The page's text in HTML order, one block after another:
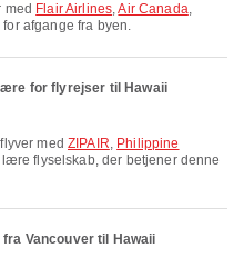
med Flair Airlines,Air Canada,
afgange fra byen.
for flyrejser til Hawaii
flyver medZIPAIR, Philippine
flyselskab, der betjener denne
Vancouver til Hawaii